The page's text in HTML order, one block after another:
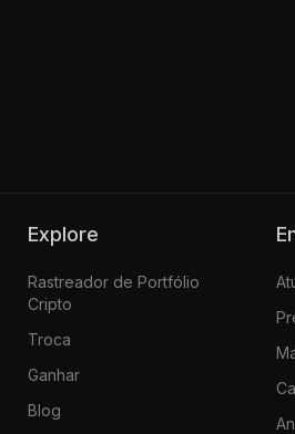
Explore
Rastreador de Portfólio
Cripto
Troca
Ganhar
Blog